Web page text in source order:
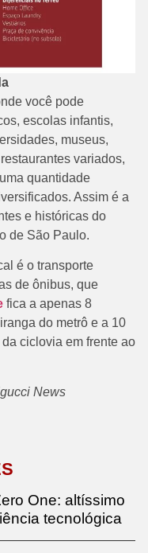
você pode
escolas infantis,
museus,
variados,
quantidade
Assim é a
e históricas do
de São Paulo.
é o transporte
de ônibus, que
fica a apenas 8
do metrô e a 10
ciclovia em frente ao
News
One: altíssimo
tecnológica